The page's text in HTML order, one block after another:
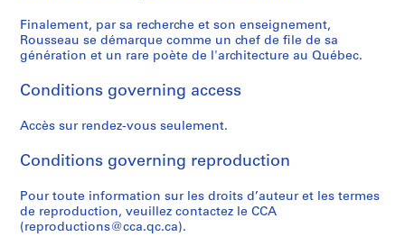
t
r
a
-
'
t
a
n
'
o
n
m
n
a
t
i
u
x
o
a
t
1
9
8
1
9
8
,
1
9
AP066.S3.D11
o
n
r
a
,
9
9
3
n
,
9
7
6
-
1
9
6
r
o
j
r
o
j
r
o
j
r
o
j
r
o
j
r
o
j
r
o
j
e
r
i
Finalement, par sa recherche et son enseignement,
Rousseau se démarque comme un chef de file de sa
génération et un rare poète de l'architecture au Québec.
Conditions governing access
Accès sur rendez-vous seulement.
Conditions governing reproduction
Pour toute information sur les droits d’auteur et les termes
de reproduction, veuillez contactez le CCA
(reproductions@cca.qc.ca).